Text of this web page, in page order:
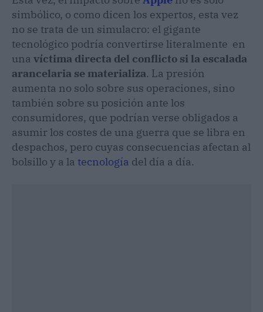
simbólico, o como dicen los expertos, esta vez
no se trata de un simulacro: el gigante
tecnológico podría convertirse literalmente en
una víctima directa del conflicto si la escalada
arancelaria se materializa. La presión
aumenta no solo sobre sus operaciones, sino
también sobre su posición ante los
consumidores, que podrían verse obligados a
asumir los costes de una guerra que se libra en
despachos, pero cuyas consecuencias afectan al
bolsillo y a la tecnología del día a día.